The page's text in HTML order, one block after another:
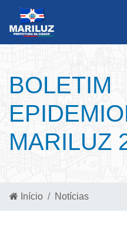
BOLETIM
MARILUZ
Início Notícias